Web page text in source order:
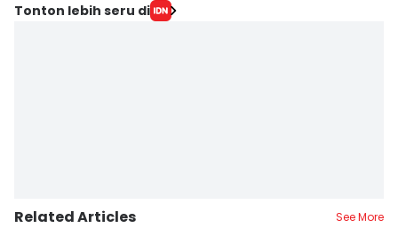
Tonton lebih seru di
Related Articles See More